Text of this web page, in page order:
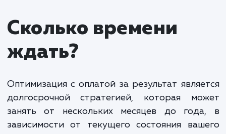
Мы предлагаем несколько форматов оплаты,
включая систему премирования за выполнение
плановых показателей эффективности (KPI),
премирования за выполнение плана.
Также возможна модель CPA/CPL, при которой
оплата производится за каждый конкретный